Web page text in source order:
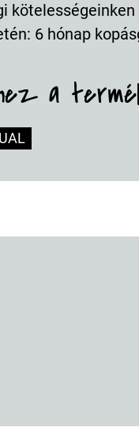
6 hónap
a